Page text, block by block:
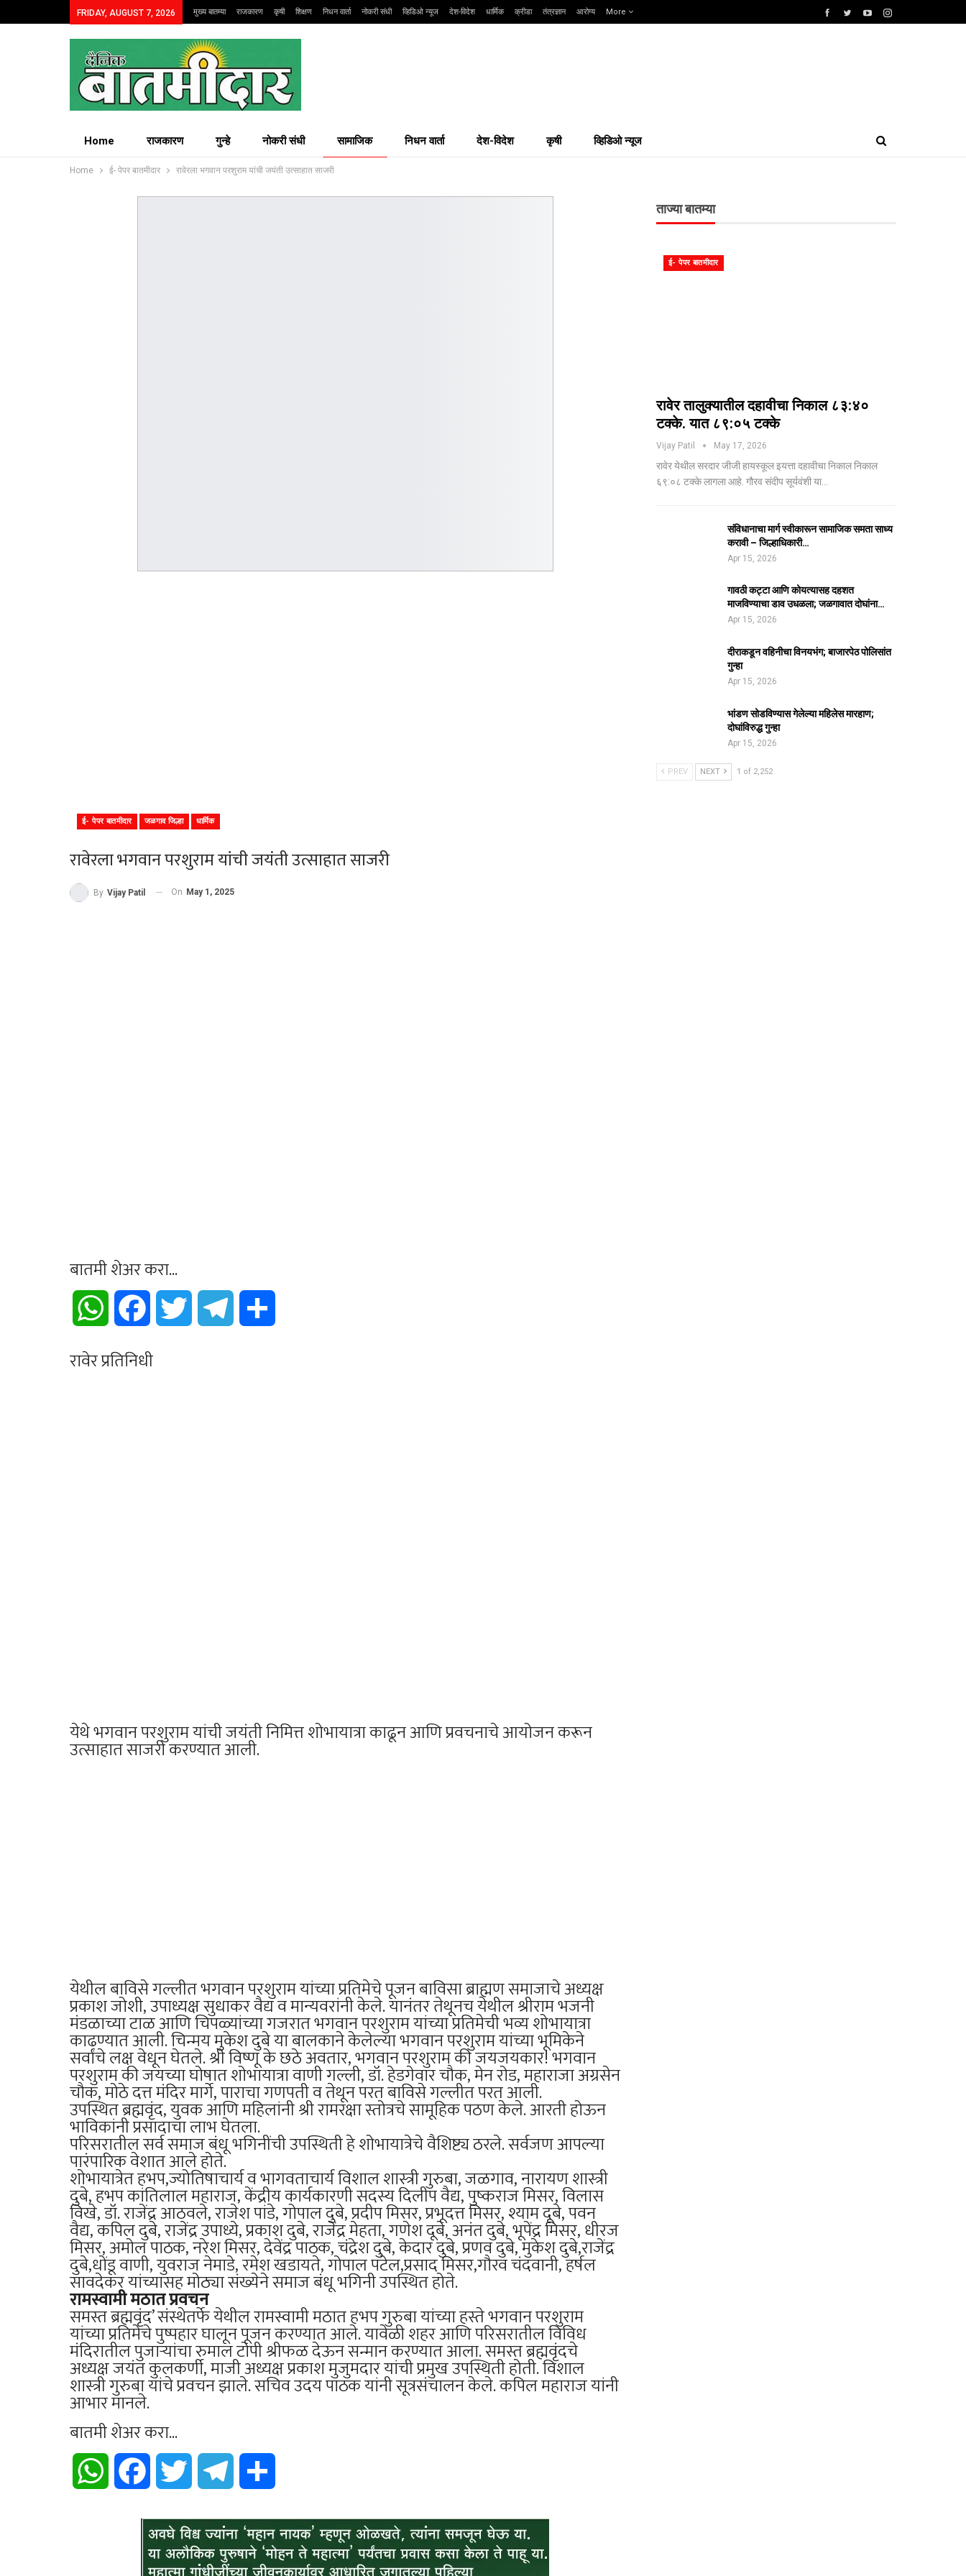
FRIDAY, AUGUST 7, 2026 मुख्य बातम्या राजकारण कृषी शिक्षण निधन वार्ता नोकरी संधी व्हिडिओ न्यूज देश-विदेश धार्मिक क्रीडा तंत्रज्ञान आरोग्य More
Home राजकारण गुन्हे नोकरी संधी सामाजिक निधन वार्ता देश-विदेश कृषी व्हिडिओ न्यूज
Home ई- पेपर बातमीदार रावेरला भगवान परशुराम यांची जयंती उत्साहात साजरी
ई- पेपर बातमीदार जळगाव जिल्हा धार्मिक
रावेरला भगवान परशुराम यांची जयंती उत्साहात साजरी
By Vijay Patil On May 1, 2025
बातमी शेअर करा...
WhatsApp Facebook Twitter Telegram
रावेर प्रतिनिधी
येथे भगवान परशुराम यांची जयंती निमित्त शोभायात्रा काढून आणि प्रवचनाचे आयोजन करून
उत्साहात साजरी करण्यात आली.
येथील बाविसे गल्लीत भगवान परशुराम यांच्या प्रतिमेचे पूजन बाविसा ब्राह्मण समाजाचे अध्यक्ष
प्रकाश जोशी, उपाध्यक्ष सुधाकर वैद्य व मान्यवरांनी केले. यानंतर तेथूनच येथील श्रीराम भजनी
मंडळाच्या टाळ आणि चिपळ्यांच्या गजरात भगवान परशुराम यांच्या प्रतिमेची भव्य शोभायात्रा
काढण्यात आली. चिन्मय मुकेश दुबे या बालकाने केलेल्या भगवान परशुराम यांच्या भूमिकेने
सर्वांचे लक्ष वेधून घेतले. श्री विष्णू के छठे अवतार, भगवान परशुराम की जयजयकार! भगवान
परशुराम की जयच्या घोषात शोभायात्रा वाणी गल्ली, डॉ. हेडगेवार चौक, मेन रोड, महाराजा अग्रसेन
चौक, मोठे दत्त मंदिर मार्गे, पाराचा गणपती व तेथून परत बाविसे गल्लीत परत आली.
उपस्थित ब्रह्मवृंद, युवक आणि महिलांनी श्री रामरक्षा स्तोत्रचे सामूहिक पठण केले. आरती होऊन
भाविकांनी प्रसादाचा लाभ घेतला.
परिसरातील सर्व समाज बंधू भगिनींची उपस्थिती हे शोभायात्रेचे वैशिष्ट्य ठरले. सर्वजण आपल्या
पारंपारिक वेशात आले होते.
शोभायात्रेत हभप,ज्योतिषाचार्य व भागवताचार्य विशाल शास्त्री गुरुबा, जळगाव, नारायण शास्त्री
दुबे, हभप कांतिलाल महाराज, केंद्रीय कार्यकारणी सदस्य दिलीप वैद्य, पुष्कराज मिसर, विलास
विखे, डॉ. राजेंद्र आठवले, राजेश पांडे, गोपाल दुबे, प्रदीप मिसर, प्रभूदत्त मिसर, श्याम दूबे, पवन
वैद्य, कपिल दुबे, राजेंद्र उपाध्ये, प्रकाश दुबे, राजेंद्र मेहता, गणेश दूबे, अनंत दुबे, भूपेंद्र मिसर, धीरज
मिसर, अमोल पाठक, नरेश मिसर, देवेंद्र पाठक, चंद्रेश दुबे, केदार दुबे, प्रणव दुबे, मुकेश दुबे,राजेंद्र
दुबे,धोंडू वाणी, युवराज नेमाडे, रमेश खडायते, गोपाल पटेल,प्रसाद मिसर,गौरव चंदवानी, हर्षल
सावदेकर यांच्यासह मोठ्या संख्येने समाज बंधू भगिनी उपस्थित होते.
रामस्वामी मठात प्रवचन
समस्त ब्रह्मवृंद’ संस्थेतर्फे येथील रामस्वामी मठात हभप गुरुबा यांच्या हस्ते भगवान परशुराम
यांच्या प्रतिमेचे पुष्पहार घालून पूजन करण्यात आले. यावेळी शहर आणि परिसरातील विविध
मंदिरातील पुजाऱ्यांचा रुमाल टोपी श्रीफळ देऊन सन्मान करण्यात आला. समस्त ब्रह्मवृंदचे
अध्यक्ष जयंत कुलकर्णी, माजी अध्यक्ष प्रकाश मुजुमदार यांची प्रमुख उपस्थिती होती. विशाल
शास्त्री गुरुबा यांचे प्रवचन झाले. सचिव उदय पाठक यांनी सूत्रसंचालन केले. कपिल महाराज यांनी
आभार मानले.
बातमी शेअर करा...
WhatsApp Facebook Twitter Telegram
ताज्या बातम्या
ई- पेपर बातमीदार
रावेर तालुक्यातील दहावीचा निकाल ८३:४०
टक्के. यात ८९:०५ टक्के
Vijay Patil May 17, 2026
रावेर येथील सरदार जीजी हायस्कूल इयत्ता दहावीचा निकाल निकाल
६९:०८ टक्के लागला आहे. गौरव संदीप सूर्यवंशी या…
संविधानाचा मार्ग स्वीकारून सामाजिक समता साध्य
करावी – जिल्हाधिकारी…
Apr 15, 2026
गावठी कट्टा आणि कोयत्यासह दहशत
माजविण्याचा डाव उधळला; जळगावात दोघांना…
Apr 15, 2026
दीराकडून वहिनीचा विनयभंग; बाजारपेठ पोलिसांत
गुन्हा
Apr 15, 2026
भांडण सोडविण्यास गेलेल्या महिलेस मारहाण;
दोघांविरुद्ध गुन्हा
Apr 15, 2026
PREV NEXT 1 of 2,252